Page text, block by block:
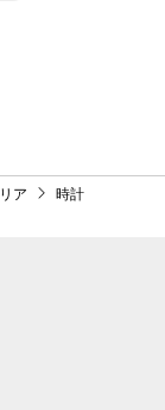
ア
時計